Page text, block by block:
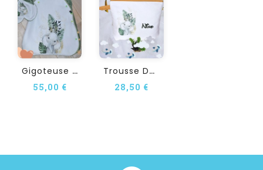
G
Igoteuse Personnalisée...
55,00 €
T
Rousse De Toilette...
28,50 €